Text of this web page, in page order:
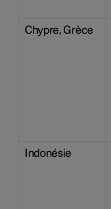
Chypre, Grèce
Indonésie